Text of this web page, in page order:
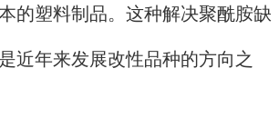
的塑料制品。这种解决聚酰胺缺
近年来发展改性品种的方向之